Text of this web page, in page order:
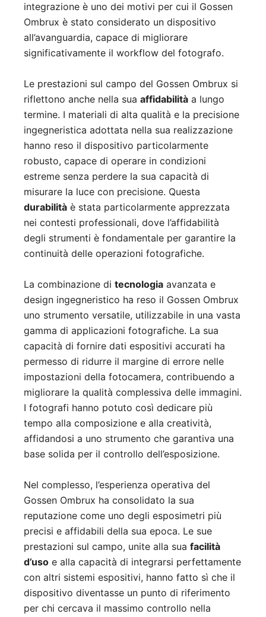
integrazione è uno dei motivi per cui il Gossen
Ombrux è stato considerato un dispositivo
all’avanguardia, capace di migliorare
significativamente il workflow del fotografo.
Le prestazioni sul campo del Gossen Ombrux si
riflettono anche nella sua affidabilità a lungo
termine. I materiali di alta qualità e la precisione
ingegneristica adottata nella sua realizzazione
hanno reso il dispositivo particolarmente
robusto, capace di operare in condizioni
estreme senza perdere la sua capacità di
misurare la luce con precisione. Questa
durabilità è stata particolarmente apprezzata
nei contesti professionali, dove l’affidabilità
degli strumenti è fondamentale per garantire la
continuità delle operazioni fotografiche.
La combinazione di tecnologia avanzata e
design ingegneristico ha reso il Gossen Ombrux
uno strumento versatile, utilizzabile in una vasta
gamma di applicazioni fotografiche. La sua
capacità di fornire dati espositivi accurati ha
permesso di ridurre il margine di errore nelle
impostazioni della fotocamera, contribuendo a
migliorare la qualità complessiva delle immagini.
I fotografi hanno potuto così dedicare più
tempo alla composizione e alla creatività,
affidandosi a uno strumento che garantiva una
base solida per il controllo dell’esposizione.
Nel complesso, l’esperienza operativa del
Gossen Ombrux ha consolidato la sua
reputazione come uno degli esposimetri più
precisi e affidabili della sua epoca. Le sue
prestazioni sul campo, unite alla sua facilità
d’uso e alla capacità di integrarsi perfettamente
con altri sistemi espositivi, hanno fatto sì che il
dispositivo diventasse un punto di riferimento
per chi cercava il massimo controllo nella